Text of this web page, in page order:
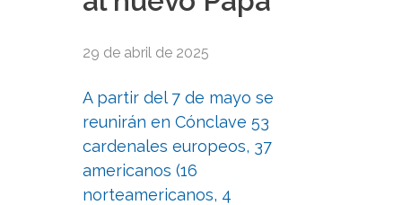
29 de abril de 2025
A partir del 7 de mayo se
reunirán en Cónclave 53
cardenales europeos, 37
americanos (16
norteamericanos, 4